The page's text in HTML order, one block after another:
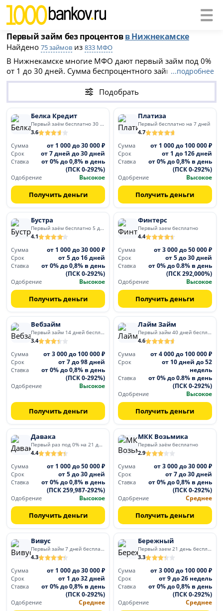
Первый займ без процентовв Нижнекамске
Найдено75 займов из833 МФО
В Нижнекамске многие МФО дают первый займ под 0%
от 1 до 30 дней. Сумма беспроцентного займа от 100 до
30 000 рублей. После льготного периода ставки
составляют до 0.8% в день (ПСК до 292%). Оформите
микрозайм без переплат при первом обращении.
...подробнее
Подобрать
Белка Кредит
Первый заём бесплатно 30 дней
3.6
Сумма
от 1 000 до 30 000 ₽
Срок от 7 дней до 30 дней
Ставка
от 0% до 0,8% в день
(ПСК 0-292%)
Одобрение Высокое
Получить деньги
Платиза
Первый бесплатно на 7 дней
4.7
Сумма
от 1 000 до 100 000 ₽
Срок от 1 до 126 дней
Ставка
от 0% до 0,8% в день
(ПСК 0-292%)
Одобрение Высокое
Получить деньги
Бустра
Первый заём бесплатно 5 дней
4.1
Сумма
от 1 000 до 30 000 ₽
Срок от 5 до 16 дней
Ставка
от 0% до 0,8% в день
(ПСК 0-292%)
Одобрение Высокое
Получить деньги
Финтерс
Первый заем бесплатно
4.4
Сумма
от 3 000 до 50 000 ₽
Срок от 5 до 30 дней
Ставка
от 0% до 0.8% в день
(ПСК 292,000%)
Одобрение Высокое
Получить деньги
Вебзайм
Первый займ 14 дней бесплатно
3.4
Сумма
от 3 000 до 100 000 ₽
Срок от 7 до 98 дней
Ставка
от 0% до 0,8% в день
(ПСК 0-292%)
Одобрение Высокое
Получить деньги
Лайм Займ
Первый займ 40 дней бесплатно
4.6
Сумма
от 4 000 до 100 000 ₽
Срок
от 10 дней до 52
недель
Ставка
от 0% до 0.8% в день
(ПСК 0-292%)
Одобрение Высокое
Получить деньги
Давака
Первый раз под 0% на 21 день
4.4
Сумма
от 1 000 до 50 000 ₽
Срок от 5 до 30 дней
Ставка
от 0% до 0,8% в день
(ПСК 259,987-292%)
Одобрение Высокое
Получить деньги
МКК Возьмика
Первый заём бесплатно
2.9
Сумма
от 3 000 до 30 000 ₽
Срок от 7 до 30 дней
Ставка
от 0% до 0,8% в день
(ПСК 0-292%)
Одобрение Среднее
Получить деньги
Вивус
Первый займ 7 дней бесплатно
4.3
Сумма
от 1 000 до 30 000 ₽
Срок от 1 до 32 дней
Ставка
от 0% до 0,8% в день
(ПСК 0-292%)
Одобрение Среднее
Бережный
Первый заем 21 день бесплатно
3.3
Сумма
от 3 000 до 100 000 ₽
Срок от 9 до 26 недель
Ставка
от 0% до 0,8% в день
(ПСК 0-292%)
Одобрение Среднее